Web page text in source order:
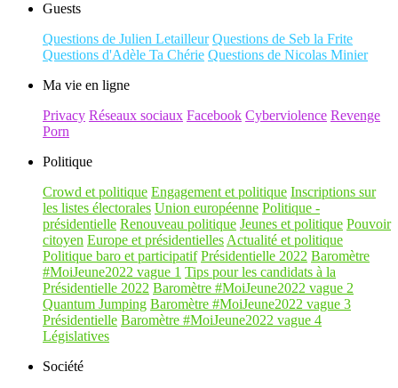
Guests
Questions de Julien Letailleur Questions de Seb la Frite
Questions d'Adèle Ta Chérie Questions de Nicolas Minier
Ma vie en ligne
Privacy Réseaux sociaux Facebook Cyberviolence Revenge
Porn
Politique
Crowd et politique Engagement et politique Inscriptions sur
les listes électorales Union européenne Politique -
présidentielle Renouveau politique Jeunes et politique Pouvoir
citoyen Europe et présidentielles Actualité et politique
Politique baro et participatif Présidentielle 2022 Baromètre
#MoiJeune2022 vague 1 Tips pour les candidats à la
Présidentielle 2022 Baromètre #MoiJeune2022 vague 2
Quantum Jumping Baromètre #MoiJeune2022 vague 3
Présidentielle Baromètre #MoiJeune2022 vague 4
Législatives
Société